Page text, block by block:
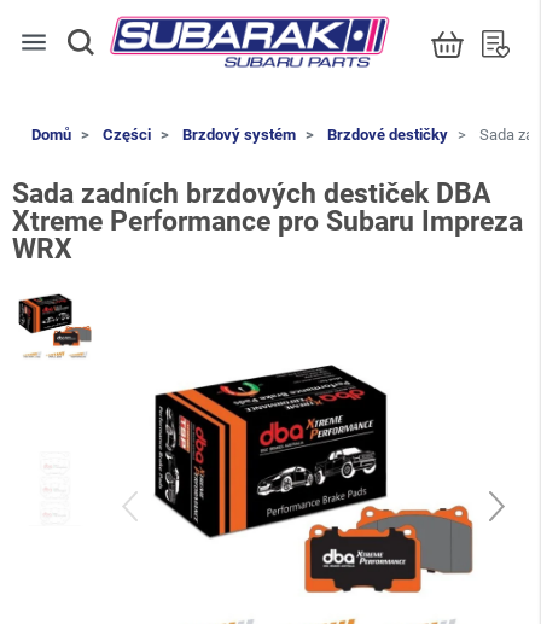
menu
Domů Części Brzdový systém Brzdové destičky Sada
Sada zadních brzdových destiček DBA
Xtreme Performance pro Subaru Impreza
WRX